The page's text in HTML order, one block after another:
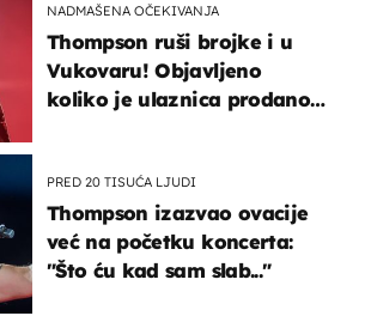
NADMAŠENA OČEKIVANJA
Thompson ruši brojke i u
Vukovaru! Objavljeno
koliko je ulaznica prodano
PRED 20 TISUĆA LJUDI
Thompson izazvao ovacije
već na početku koncerta:
"Što ću kad sam slab..."